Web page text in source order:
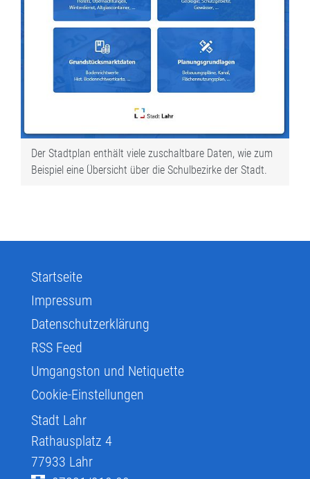
Der Stadtplan enthält viele zuschaltbare Daten, wie zum
Beispiel eine Übersicht über die Schulbezirke der Stadt.
Startseite
Impressum
Datenschutzerklärung
RSS Feed
Umgangston und Netiquette
Cookie-Einstellungen
Stadt Lahr
Rathausplatz 4
77933 Lahr